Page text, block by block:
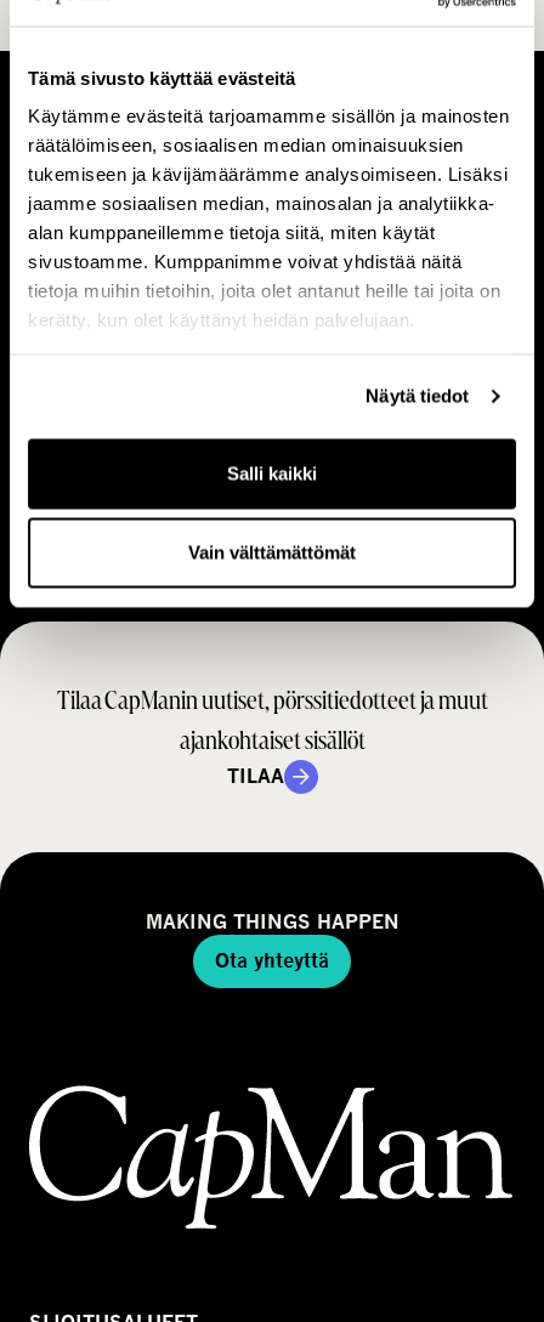
Tämä sivusto käyttää evästeitä
Käytämme evästeitä tarjoamamme sisällön ja mainosten
räätälöimiseen, sosiaalisen median ominaisuuksien
tukemiseen ja kävijämäärämme analysoimiseen. Lisäksi
jaamme sosiaalisen median, mainosalan ja analytiikka-
alan kumppaneillemme tietoja siitä, miten käytät
sivustoamme. Kumppanimme voivat yhdistää näitä
tietoja muihin tietoihin, joita olet antanut heille tai joita on
kerätty, kun olet käyttänyt heidän palvelujaan.
Näytä tiedot
Salli kaikki
Vain välttämättömät
T
i
e
t
o
a
m
s
ä
Tietoa meistä
I
h
m
i
s
e
t
Ihmiset
i
&
r
k
e
t
o
m
t
a
m
r
Ura
Tilaa CapManin uutiset, pörssitiedotteet ja muut
ajankohtaiset sisällöt
TILAA
MAKING THINGS HAPPEN
Ota yhteyttä